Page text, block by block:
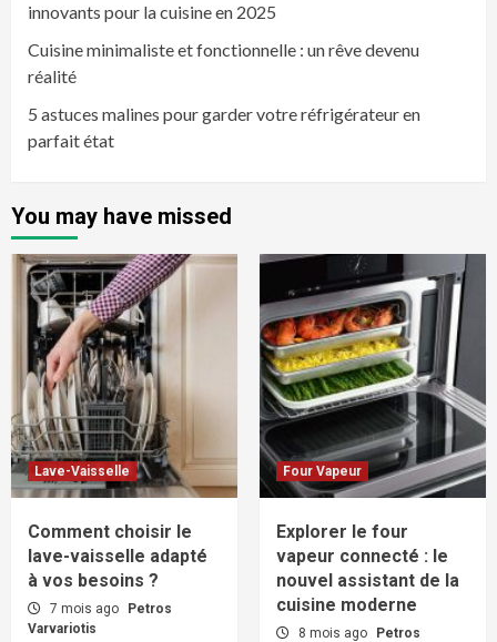
innovants pour la cuisine en 2025
Cuisine minimaliste et fonctionnelle : un rêve devenu
réalité
5 astuces malines pour garder votre réfrigérateur en
parfait état
You may have missed
Lave-Vaisselle
Comment choisir le
lave-vaisselle adapté
à vos besoins ?
7 mois ago
Petros
Varvariotis
Four Vapeur
Explorer le four
vapeur connecté : le
nouvel assistant de la
cuisine moderne
8 mois ago
Petros